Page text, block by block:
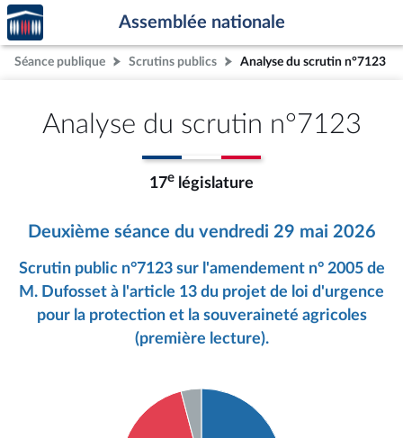
Aller au contenu
Aller en bas de la page
Accèder
à la
page
d'accueil
Assemblée nationale
Séance publique Scrutins publics Analyse du scrutin n°7123
Analyse du scrutin n°7123
17e législature
Deuxième séance du vendredi 29 mai 2026
Scrutin public n°7123 sur l'amendement n° 2005 de
M. Dufosset à l'article 13 du projet de loi d'urgence
pour la protection et la souveraineté agricoles
(première lecture).